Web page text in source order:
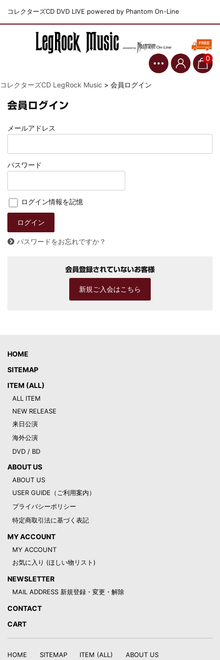
コレクターズCD DVD LIVE powered by Phantom On-Line
0
コレクターズCD LegRock Music > 会員ログイン
会員ログイン
メールアドレス
パスワード
ログイン情報を記憶
パスワードをお忘れですか？
会員登録されていないお客様
新規ご入会はこちら
HOME
SITEMAP
ITEM (ALL)
ALL ITEM
NEW RELEASE
来日公演
海外公演
DVD / BD
ABOUT US
ABOUT US
USER GUIDE（ご利用案内）
プライバシーポリシー
特定商取引法に基づく表記
MY ACCOUNT
MY ACCOUNT
お気に入り (ほしい物リスト)
NEWSLETTER
MAIL ADDRESS 新規登録・変更・解除
CONTACT
CART
HOME SITEMAP ITEM (ALL) ABOUT US